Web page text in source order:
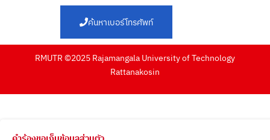
ค้นหาเบอร์โทรศัพท์
RMUTR ©2025 Rajamangala University of Technology
Rattanakosin